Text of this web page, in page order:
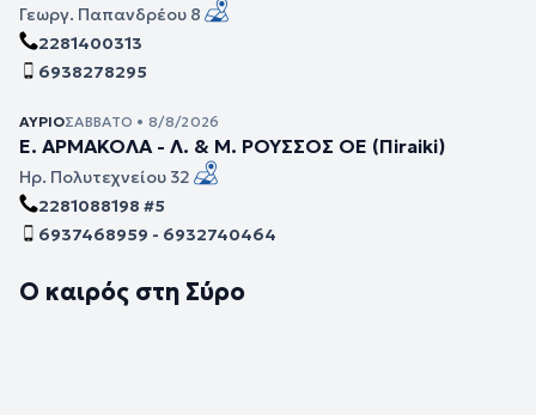
Γεωργ. Παπανδρέου 8
2281400313
6938278295
ΑΎΡΙΟΣΆΒΒΑΤΟ • 8/8/2026
Ε. ΑΡΜΑΚΟΛΑ - Λ. & Μ. ΡΟΥΣΣΟΣ ΟΕ (Πiraiki)
Ηρ. Πολυτεχνείου 32
2281088198 #5
6937468959 - 6932740464
Ο καιρός στη Σύρο